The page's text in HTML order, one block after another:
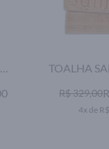
TOALHA
R$ 329,00
4x de